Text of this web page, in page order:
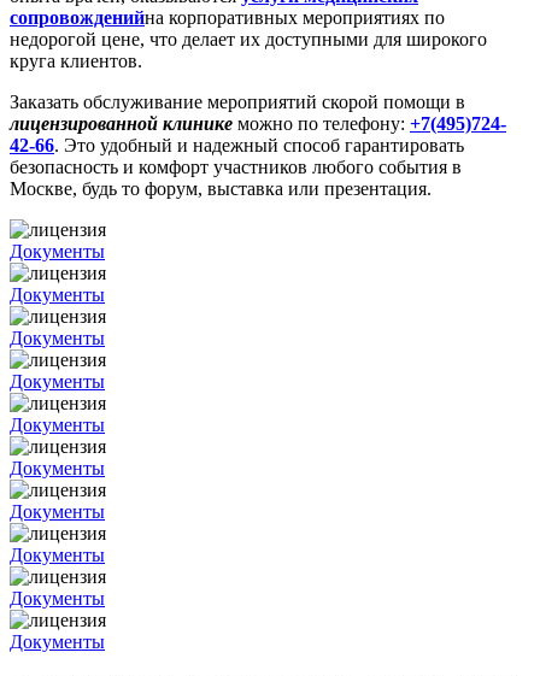
сопровожденийна корпоративных мероприятиях по
недорогой цене, что делает их доступными для широкого
круга клиентов.
Заказать обслуживание мероприятий скорой помощи в
лицензированной клинике можно по телефону: +7(495)724-
42-66. Это удобный и надежный способ гарантировать
безопасность и комфорт участников любого события в
Москве, будь то форум, выставка или презентация.
Документы
Документы
Документы
Документы
Документы
Документы
Документы
Документы
Документы
Документы